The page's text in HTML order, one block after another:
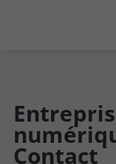
Contact